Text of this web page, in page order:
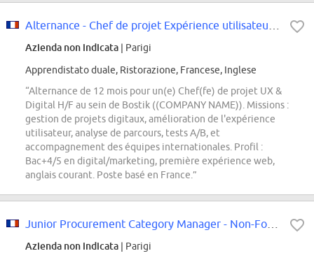
Azienda non indicata | Parigi
Apprendistato duale, Ristorazione, Francese, Inglese
“Alternance de 12 mois pour un(e) Chef(fe) de projet UX &
Digital H/F au sein de Bostik ((COMPANY NAME)). Missions :
gestion de projets digitaux, amélioration de l'expérience
utilisateur, analyse de parcours, tests A/B, et
accompagnement des équipes internationales. Profil :
Bac+4/5 en digital/marketing, première expérience web,
anglais courant. Poste basé en France.”
Azienda non indicata | Parigi